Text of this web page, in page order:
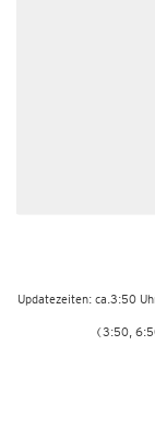
Updatezeiten: ca.3:50
(3:50,